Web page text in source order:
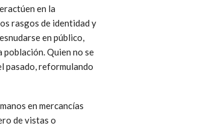
en la
rasgos de identidad y
en público,
Quien no se
pasado, reformulando
en mercancías
de vistas o